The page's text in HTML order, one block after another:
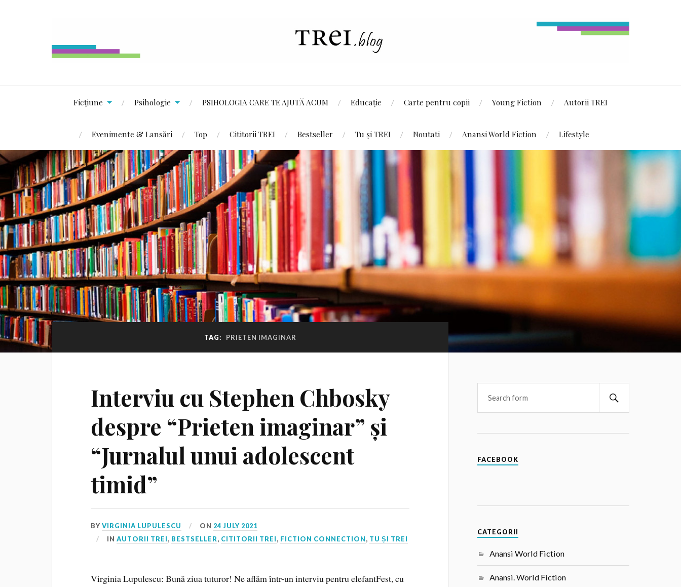
Ficțiune Psihologie PSIHOLOGIA CARE TE AJUTĂ ACUM Educație Carte pentru copii Young Fiction Autorii TREI
Evenimente & Lansări Top Cititorii TREI Bestseller Tu și TREI Noutati Anansi World Fiction Lifestyle
TAG: PRIETEN IMAGINAR
Interviu cu Stephen Chbosky
despre “Prieten imaginar” și
“Jurnalul unui adolescent
timid”
BYVIRGINIA LUPULESCU ON 24 JULY 2021
INAUTORII TREI, BESTSELLER, CITITORII TREI, FICTION CONNECTION, TU ȘI TREI
Virginia Lupulescu: Bună ziua tuturor! Ne aflăm într-un interviu pentru elefantFest, cu
FACEBOOK
CATEGORII
Anansi World Fiction
Anansi. World Fiction